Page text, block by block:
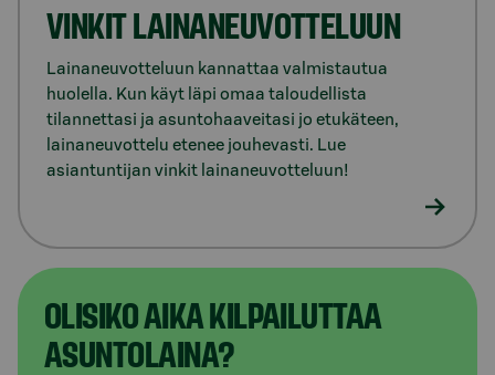
VINKIT LAINANEUVOTTELUUN
Lainaneuvotteluun kannattaa valmistautua
huolella. Kun käyt läpi omaa taloudellista
tilannettasi ja asuntohaaveitasi jo etukäteen,
lainaneuvottelu etenee jouhevasti. Lue
asiantuntijan vinkit lainaneuvotteluun!
OLISIKO AIKA KILPAILUTTAA
ASUNTOLAINA?